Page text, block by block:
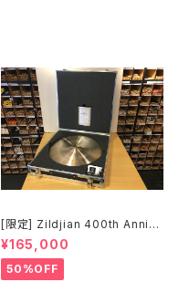
[限定] Zildjian 400th Anniv
ersary Limited Edition Vaul
t Cymbals Vintage A Ride
20" 1697g No.80 /200
¥165,000
50%OFF